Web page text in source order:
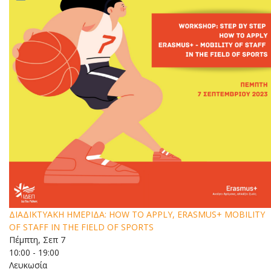
ΔΙΑΔΙΚΤΥΑΚΗ ΗΜΕΡΙΔΑ: HOW TO APPLY, ERASMUS+ MOBILITY
OF STAFF IN THE FIELD OF SPORTS
Πέμπτη, Σεπ 7
10:00 - 19:00
Λευκωσία